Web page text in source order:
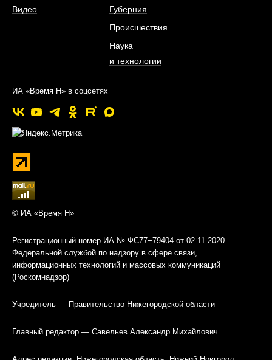
Видео
Губерния
Происшествия
Наука
и технологии
ИА «Время Н» в соцсетях
© ИА «Время Н»
Регистрационный номер ИА № ФС77−79404 от 02.11.2020
Федеральной службой по надзору в сфере связи,
информационных технологий и массовых коммуникаций
(Роскомнадзор)
Учредитель — Правительство Нижегородской области
Главный редактор — Савельев Александр Михайлович